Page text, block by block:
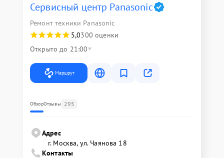
Сервисный центр Panasonic
Ремонт техники Panasonic
5,0300 оценки
Открыто до 21:00
Маршрут
ОбзорОтзывы 295
Адрес
г. Москва, ул. Чаянова 18
Контакты